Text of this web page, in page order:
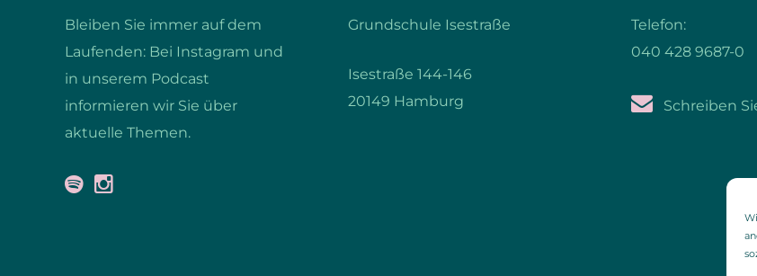
Bleiben Sie immer auf dem
Laufenden: Bei Instagram und
in unserem Podcast
informieren wir Sie über
aktuelle Themen.
Grundschule Isestraße
Isestraße 144-146
20149 Hamburg
Telefon:
040 428 9687-0
Schreiben